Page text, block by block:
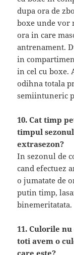
dupa ora de
boxe unde vor
ora in care
antrenament.
in
in cel cu boxe.
odihna totala
semiintuneric
10. Cat timp
timpul
extrasezon?
In sezonul de
cand efectuez
o jumatate de
putin timp,
binemeritatata.
11. Culorile
toti avem o